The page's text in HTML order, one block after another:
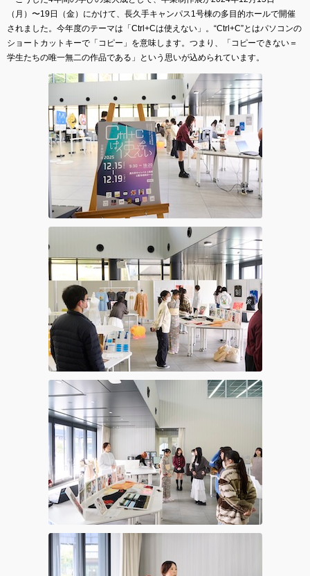
（月）〜19日（金）にかけて、長久手キャンパス1号棟の多目的ホールで開催
されました。今年度のテーマは「Ctrl+Cは使えない」。“Ctrl+C”とはパソコンの
ショートカットキーで「コピー」を意味します。つまり、「コピーできない＝
学生たちの唯一無二の作品である」という思いが込められています。